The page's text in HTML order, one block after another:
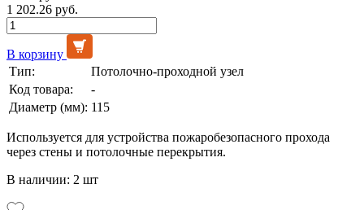
1 202.26 руб.
В корзину
Тип:
Потолочно-проходной узел
Код товара:
-
Диаметр (мм): 115
Используется для устройства пожаробезопасного прохода
через стены и потолочные перекрытия.
В наличии: 2 шт